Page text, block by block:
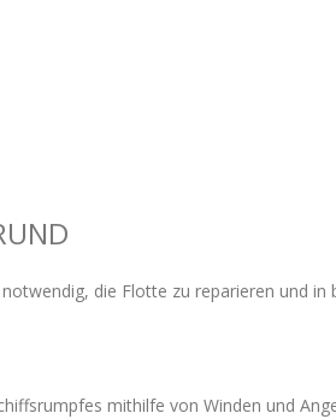
die Flotte zu reparieren und in
mithilfe von Winden und